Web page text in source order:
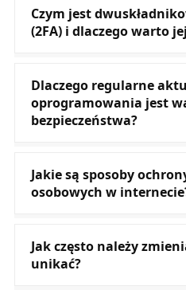
Czym jest
(2FA) i dlaczego warto
Dlaczego regularne
oprogramowania jest
bezpieczeństwa?
Jakie są sposoby
osobowych w
Jak często należy
unikać?